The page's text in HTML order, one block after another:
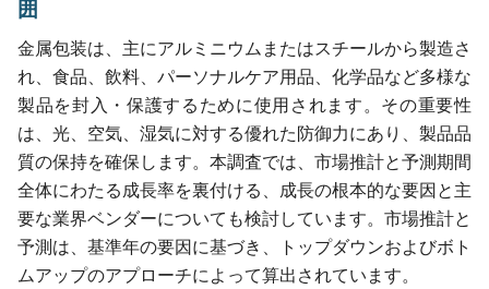
囲
金属包装は、主にアルミニウムまたはスチールから製造さ
れ、食品、飲料、パーソナルケア用品、化学品など多様な
製品を封入・保護するために使用されます。その重要性
は、光、空気、湿気に対する優れた防御力にあり、製品品
質の保持を確保します。本調査では、市場推計と予測期間
全体にわたる成長率を裏付ける、成長の根本的な要因と主
要な業界ベンダーについても検討しています。市場推計と
予測は、基準年の要因に基づき、トップダウンおよびボト
ムアップのアプローチによって算出されています。